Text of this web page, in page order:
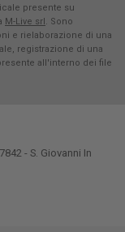
presente su
M-Live srl. Sono
e rielaborazione di una
registrazione di una
all'interno dei file
- S. Giovanni In